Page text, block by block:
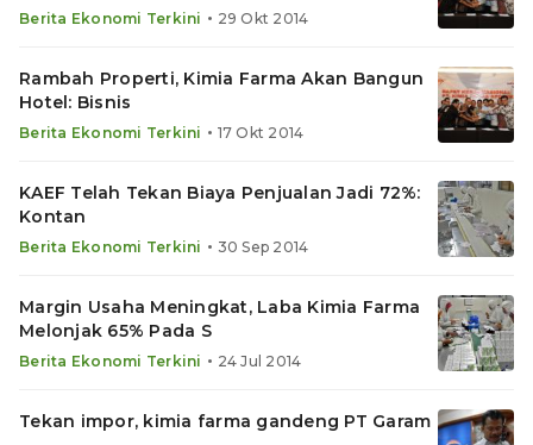
Berita Ekonomi Terkini • 29 Okt 2014
Rambah Properti, Kimia Farma Akan Bangun
Hotel: Bisnis
Berita Ekonomi Terkini • 17 Okt 2014
KAEF Telah Tekan Biaya Penjualan Jadi 72%:
Kontan
Berita Ekonomi Terkini • 30 Sep 2014
Margin Usaha Meningkat, Laba Kimia Farma
Melonjak 65% Pada S
Berita Ekonomi Terkini • 24 Jul 2014
Tekan impor, kimia farma gandeng PT Garam